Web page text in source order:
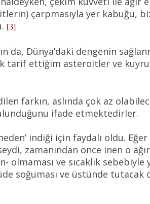
çarpmasıyla yer kabuğu,
[3]
da, Dünya’daki dengenin
tarif ettiğim asteroitler ve
farkın, aslında çok az
ifade etmektedirler.
indiği için faydalı oldu. Eğer
zamanından önce inen o
ve sıcaklık sebebiyle
soğuması ve üstünde tutacak